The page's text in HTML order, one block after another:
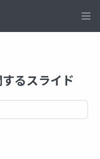
るスライド